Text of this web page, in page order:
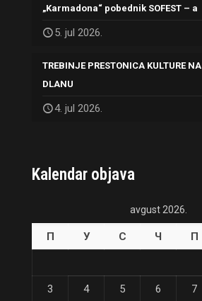
„Karmadona“ pobednik SOFEST – a
5. jul 2026.
TREBINJE PRESTONICA KULTURE NA
DLANU
4. jul 2026.
Kalendar objava
avgust 2026.
П У С Ч П
3 4 5 6 7